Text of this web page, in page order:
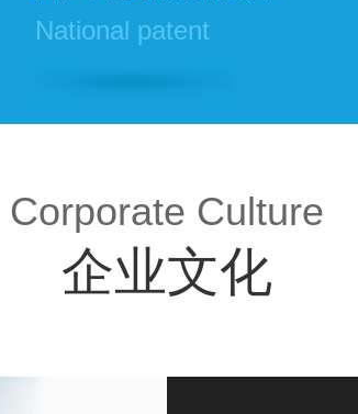
National patent
Corporate Culture
企业文化